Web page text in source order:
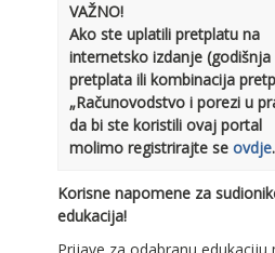
VAŽNO!
Ako ste uplatili pretplatu na
internetsko izdanje (godišnja
pretplata ili kombinacija
„Računovodstvo i porezi u
da bi ste koristili ovaj portal
molimo registrirajte seovdje.
Korisne napomene za
edukacija!